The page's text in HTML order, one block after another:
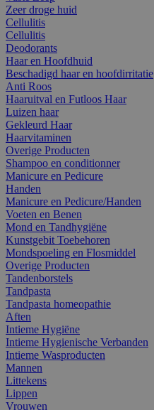
Zeer droge huid
Cellulitis
Cellulitis
Deodorants
Haar en Hoofdhuid
Beschadigd haar en hoofdirritatie
Anti Roos
Haaruitval en Futloos Haar
Luizen haar
Gekleurd Haar
Haarvitaminen
Overige Producten
Shampoo en conditionner
Manicure en Pedicure
Handen
Manicure en Pedicure/Handen
Voeten en Benen
Mond en Tandhygiëne
Kunstgebit Toebehoren
Mondspoeling en Flosmiddel
Overige Producten
Tandenborstels
Tandpasta
Tandpasta homeopathie
Aften
Intieme Hygiëne
Intieme Hygienische Verbanden
Intieme Wasproducten
Mannen
Littekens
Lippen
Vrouwen